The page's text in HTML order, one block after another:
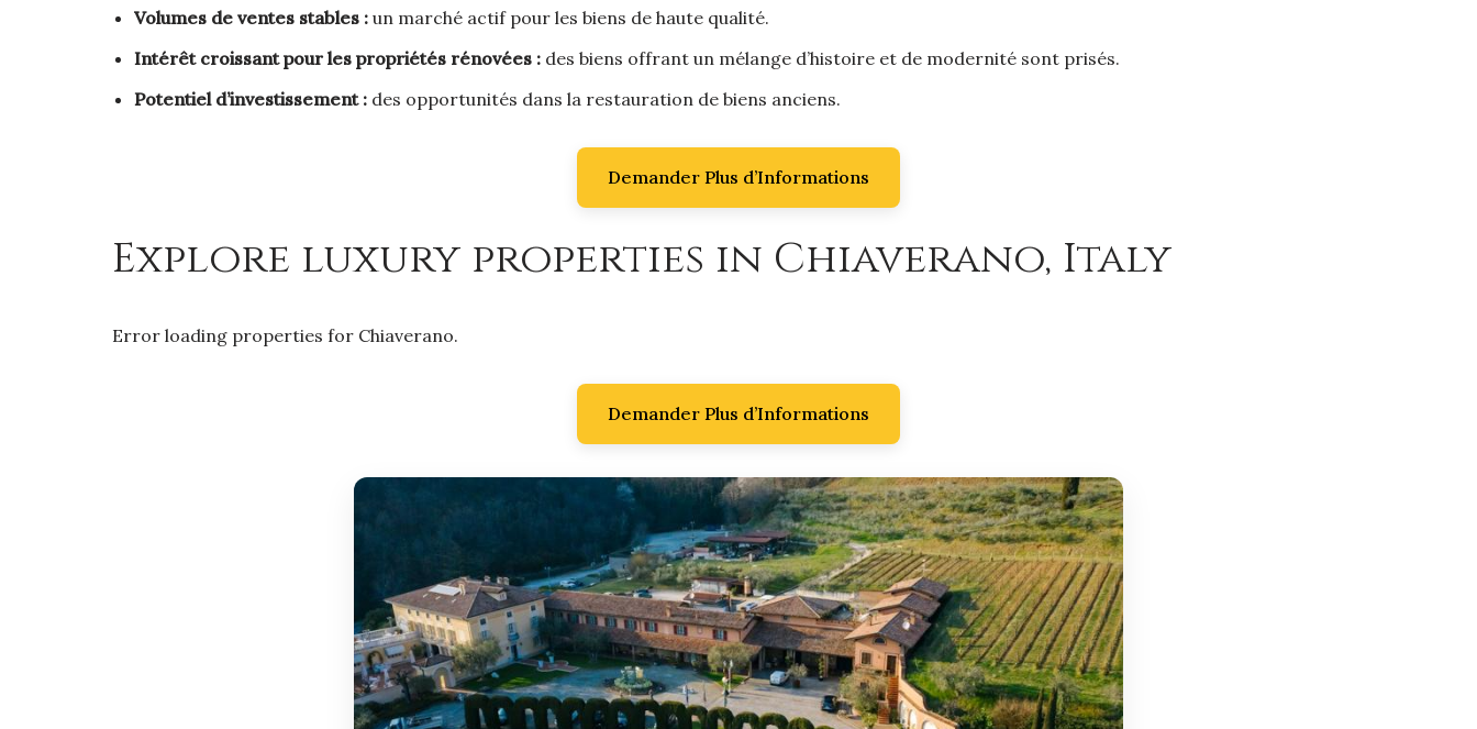
Volumes de ventes stables : un marché actif pour les biens de haute qualité.
Intérêt croissant pour les propriétés rénovées : des biens offrant un mélange d’histoire et de modernité sont prisés.
Potentiel d’investissement : des opportunités dans la restauration de biens anciens.
Demander Plus d’Informations
Explore luxury properties in Chiaverano, Italy
Error loading properties for Chiaverano.
Demander Plus d’Informations